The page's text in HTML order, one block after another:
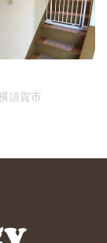
須賀市